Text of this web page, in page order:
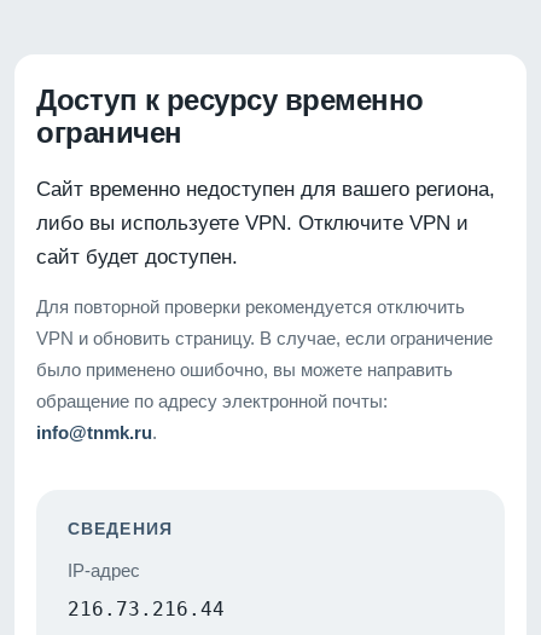
Доступ к ресурсу временно
ограничен
Сайт временно недоступен для вашего региона,
либо вы используете VPN. Отключите VPN и
сайт будет доступен.
Для повторной проверки рекомендуется отключить
VPN и обновить страницу. В случае, если ограничение
было применено ошибочно, вы можете направить
обращение по адресу электронной почты:
info@tnmk.ru.
СВЕДЕНИЯ
IP-адрес
216.73.216.44